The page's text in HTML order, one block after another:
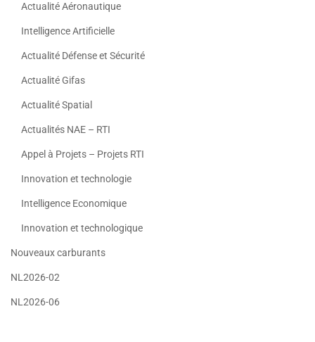
Actualité Aéronautique
Intelligence Artificielle
Actualité Défense et Sécurité
Actualité Gifas
Actualité Spatial
Actualités NAE – RTI
Appel à Projets – Projets RTI
Innovation et technologie
Intelligence Economique
Innovation et technologique
Nouveaux carburants
NL2026-02
NL2026-06